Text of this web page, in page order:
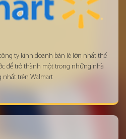
ty kinh doanh bán lẻ lớn nhất thế
để trở thành một trong những nhà
nhất trên Walmart